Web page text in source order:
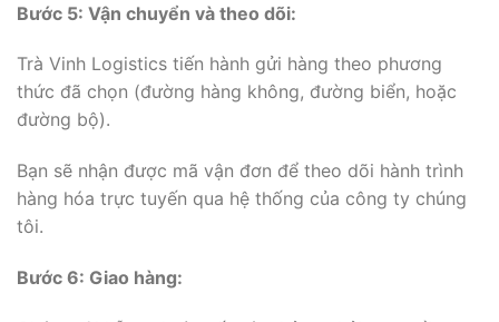
Bước 5: Vận chuyển và theo dõi:
Trà Vinh Logistics tiến hành gửi hàng theo phương
thức đã chọn (đường hàng không, đường biển, hoặc
đường bộ).
Bạn sẽ nhận được mã vận đơn để theo dõi hành trình
hàng hóa trực tuyến qua hệ thống của công ty chúng
tôi.
Bước 6: Giao hàng: